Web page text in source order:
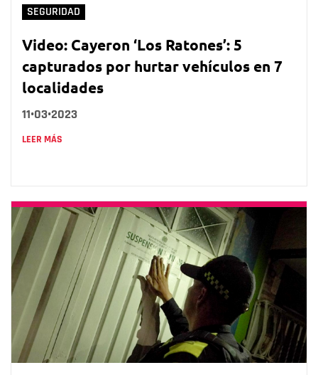
SEGURIDAD
Video: Cayeron ‘Los Ratones’: 5
capturados por hurtar vehículos en 7
localidades
11•03•2023
LEER MÁS